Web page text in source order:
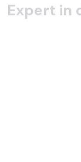
Expert in